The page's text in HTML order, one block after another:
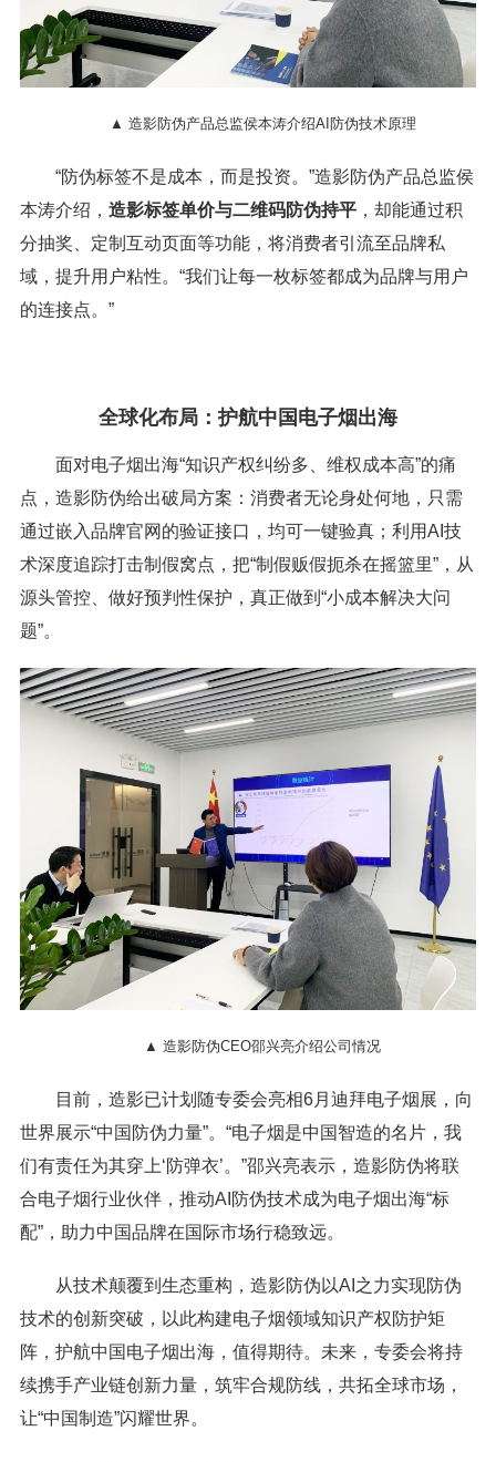
▲ 造影防伪产品总监侯本涛介绍AI防伪技术原理
“防伪标签不是成本，而是投资。”造影防伪产品总监侯
本涛介绍， 造影标签单价与二维码防伪持平，却能通过积
分抽奖、定制互动页面等功能，将消费者引流至品牌私
域，提升用户粘性。“我们让每一枚标签都成为品牌与用户
的连接点。”
全球化布局：护航中国电子烟出海
面对电子烟出海“知识产权纠纷多、维权成本高”的痛
点，造影防伪给出破局方案：消费者无论身处何地，只需
通过嵌入品牌官网的验证接口，均可一键验真；利用AI技
术深度追踪打击制假窝点，把“制假贩假扼杀在摇篮里”，从
源头管控、做好预判性保护，真正做到“小成本解决大问
题”。
▲ 造影防伪CEO邵兴亮介绍公司情况
目前，造影已计划随专委会亮相6月迪拜电子烟展，向
世界展示“中国防伪力量”。“电子烟是中国智造的名片，我
们有责任为其穿上‘防弹衣’。”邵兴亮表示，造影防伪将联
合电子烟行业伙伴，推动AI防伪技术成为电子烟出海“标
配”，助力中国品牌在国际市场行稳致远。
从技术颠覆到生态重构，造影防伪以AI之力实现防伪
技术的创新突破，以此构建电子烟领域知识产权防护矩
阵，护航中国电子烟出海，值得期待。未来，专委会将持
续携手产业链创新力量，筑牢合规防线，共拓全球市场，
让“中国制造”闪耀世界。